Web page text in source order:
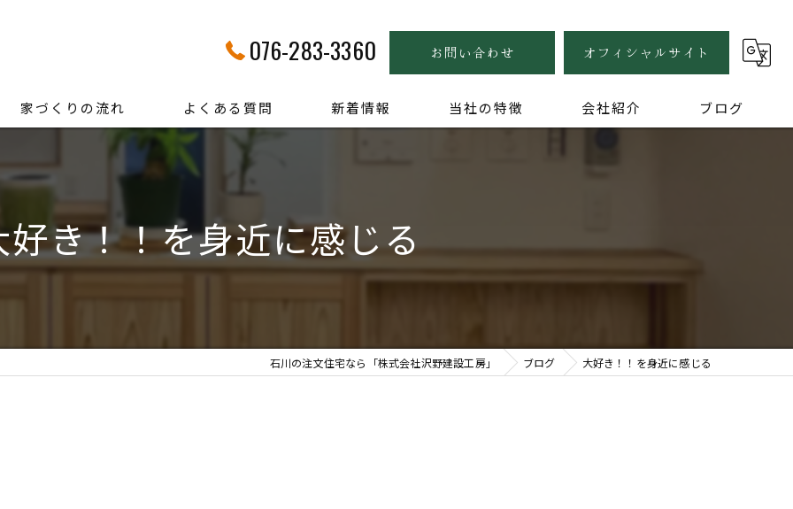
076-283-3360 お問い合わせ オフィシャルサイト
家づくりの流れ よくある質問 新着情報 当社の特徴
木の家
会社紹介 ブログ
好き！！を身近に感じる
石川の注文住宅なら「株式会社沢野建設工房」 ブログ 大好き！！を身近に感じる